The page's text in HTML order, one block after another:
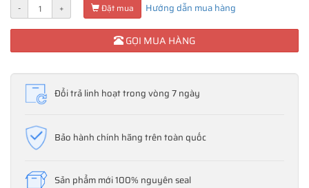
- + Đặt mua Hướng dẫn mua hàng
GỌI MUA HÀNG
Đổi trả linh hoạt trong vòng 7 ngày
Bảo hành chính hãng trên toàn quốc
Sản phẩm mới 100% nguyên seal